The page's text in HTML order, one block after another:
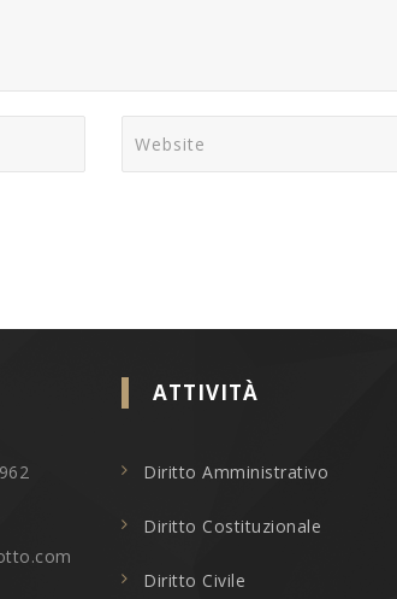
ATTIVITÀ
Diritto Amministrativo
Diritto Costituzionale
Diritto Civile